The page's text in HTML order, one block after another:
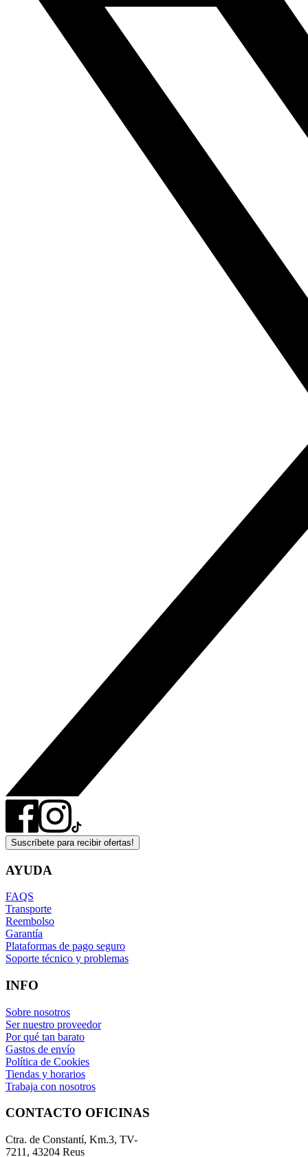
Suscríbete para recibir ofertas!
AYUDA
FAQS
Transporte
Reembolso
Garantía
Plataformas de pago seguro
Soporte técnico y problemas
INFO
Sobre nosotros
Ser nuestro proveedor
Por qué tan barato
Gastos de envío
Política de Cookies
Tiendas y horarios
Trabaja con nosotros
CONTACTO OFICINAS
Ctra. de Constantí, Km.3, TV-
7211, 43204 Reus